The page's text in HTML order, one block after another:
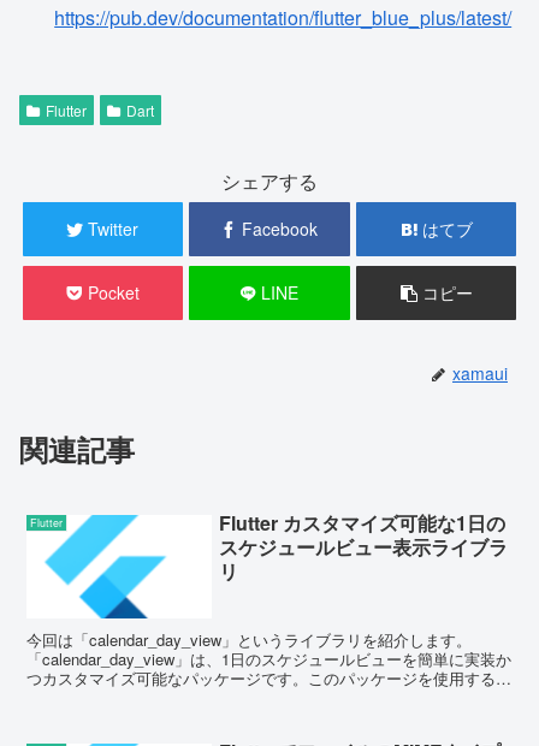
https://pub.dev/documentation/flutter_blue_plus/latest/
Flutter Dart
シェアする
Twitter Facebook はてブ
Pocket LINE コピー
xamaui
関連記事
Flutter
Flutter カスタマイズ可能な1日の
スケジュールビュー表示ライブラ
リ
今回は「calendar_day_view」というライブラリを紹介します。
「calendar_day_view」は、1日のスケジュールビューを簡単に実装か
つカスタマイズ可能なパッケージです。このパッケージを使用するこ